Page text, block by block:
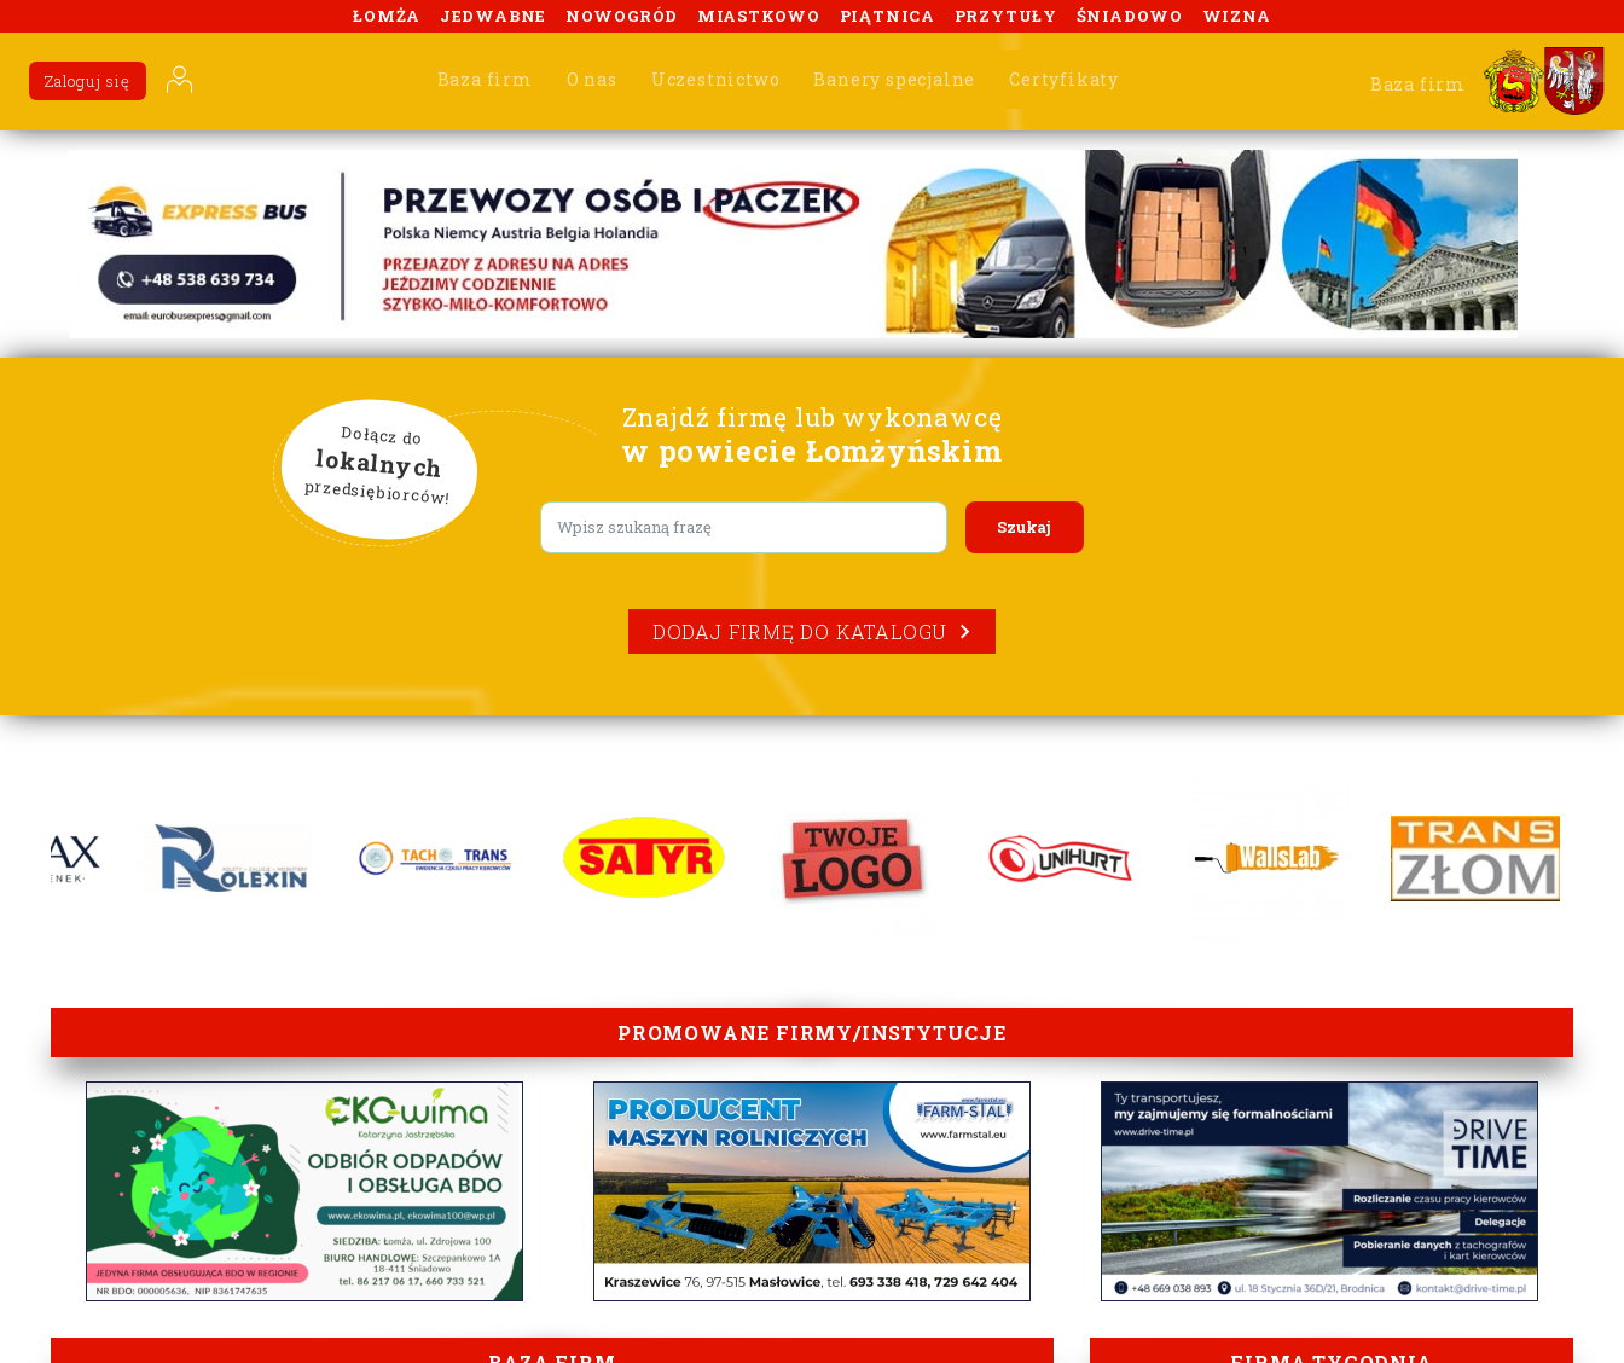
ŁOMŻA JEDWABNE NOWOGRÓD MIASTKOWO PIĄTNICA PRZYTUŁY ŚNIADOWO WIZNA
Baza firm O nas Uczestnictwo Banery specjalne Certyfikaty
Zaloguj się Baza firm
Znajdź firmę lub wykonawcę
w powiecie Łomżyńskim
Dołącz do
lokalnych
przedsiębiorców!
Lorem ipsum
DODAJ FIRMĘ DO KATALOGU
lorem ipsum
PROMOWANE FIRMY/INSTYTUCJE